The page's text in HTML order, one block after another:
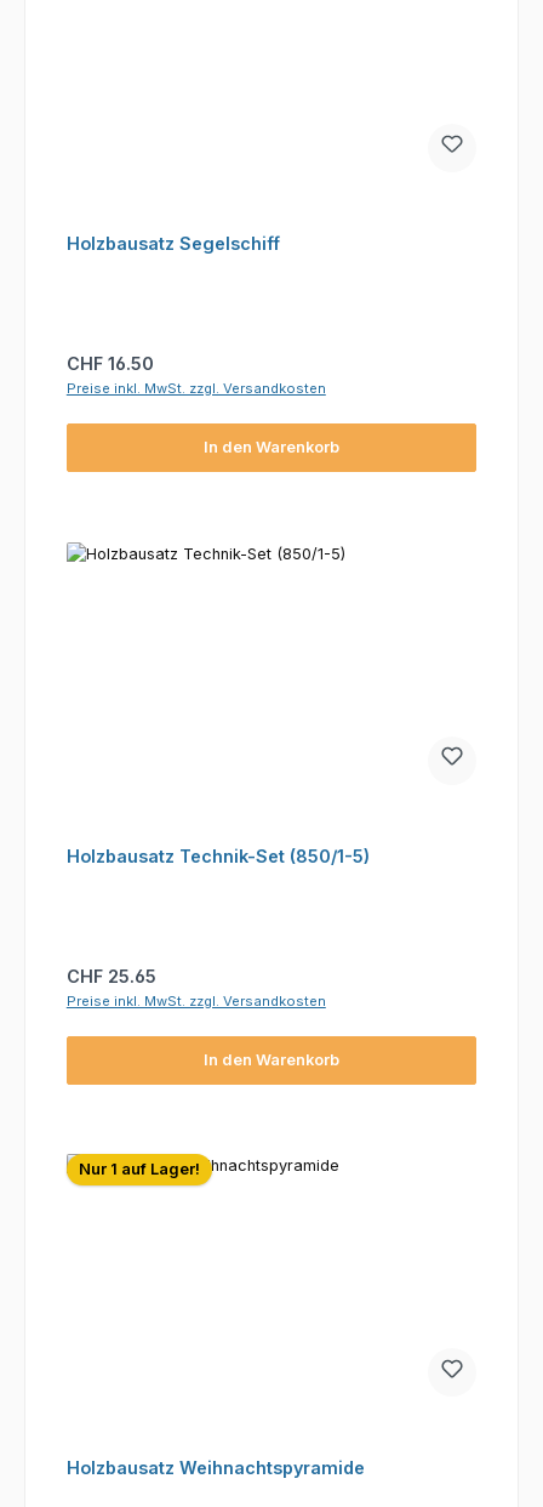
Holzbausatz Segelschiff
Regulärer Preis:
CHF 16.50
Preise inkl. MwSt. zzgl. Versandkosten
In den Warenkorb
Holzbausatz Technik-Set (850/1-5)
Regulärer Preis:
CHF 25.65
Preise inkl. MwSt. zzgl. Versandkosten
In den Warenkorb
Nur 1 auf Lager!
Holzbausatz Weihnachtspyramide